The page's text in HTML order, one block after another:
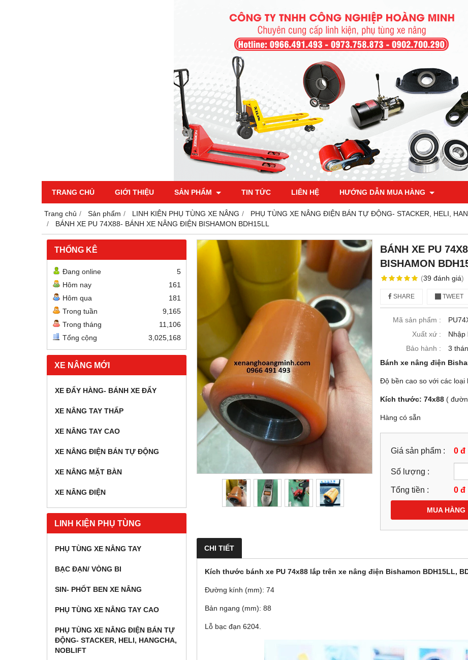
TRANG CHỦ GIỚI THIỆU SẢN PHẨM TIN TỨC LIÊN HỆ HƯỚNG DẪN MUA HÀNG
Trang chủ Sản phẩm LINH KIÊN PHỤ TÙNG XE NÂNG PHỤ TÙNG XE NÂNG ĐIỆN BÁN TỰ ĐỘNG- STACKER, HELI,
BÁNH XE PU 74X88- BÁNH XE NÂNG ĐIỆN BISHAMON BDH15LL
THỐNG KÊ
Đang online
5
Hôm nay
161
Hôm qua
181
Trong tuần
9,165
Trong tháng
11,106
Tổng cộng
3,025,168
XE NÂNG MỚI
XE ĐẨY HÀNG- BÁNH XE ĐẨY
XE NÂNG TAY THẤP
XE NÂNG TAY CAO
XE NÂNG ĐIỆN BÁN TỰ ĐỘNG
XE NÂNG MẶT BÀN
XE NÂNG ĐIỆN
LINH KIỆN PHỤ TÙNG
PHỤ TÙNG XE NÂNG TAY
BẠC ĐẠN/ VÒNG BI
SIN- PHỐT BEN XE NÂNG
PHỤ TÙNG XE NÂNG TAY CAO
PHỤ TÙNG XE NÂNG ĐIỆN BÁN TỰ
ĐỘNG- STACKER, HELI, HANGCHA,
NOBLIFT
BÁNH XE PU
BISHAMON
(39 đánh giá)
SHARE TWEET
Mã sản phẩm :
Xuất xứ :
Nhập
Bảo hành :
3
Bánh xe nâng điện
Độ bền cao so với các loại
Kích thước: 74x88 (
Hàng có sẵn
Giá sản phẩm : 0 đ
Số lượng :
Tổng tiền : 0 đ
MUA HÀNG
CHI TIẾT
Kích thước bánh xe PU 74x88 lắp trên xe nâng điện Bishamon BDH15LL,
Đường kính (mm): 74
Bản ngang (mm): 88
Lỗ bạc đạn 6204.